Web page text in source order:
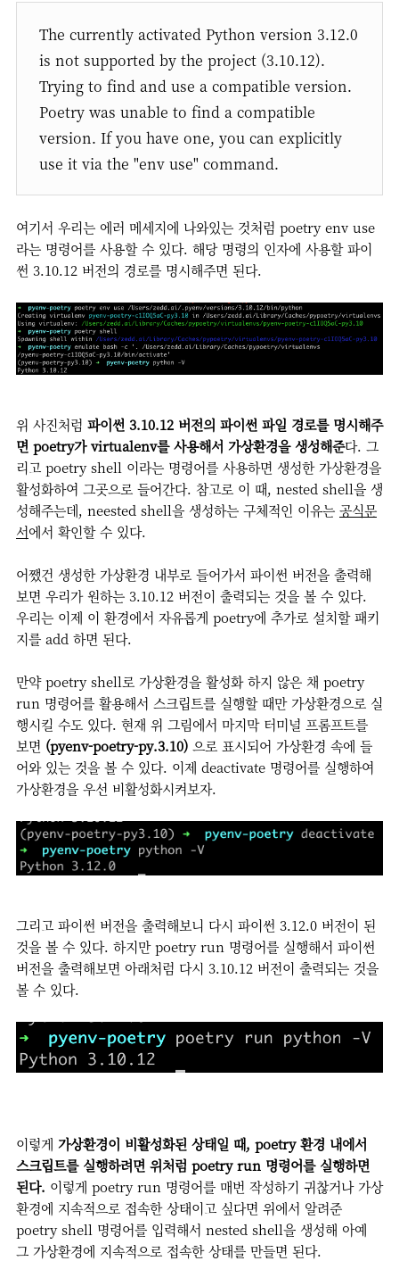
The currently activated Python version 3.12.0
is not supported by the project (3.10.12).
Trying to find and use a compatible version.
Poetry was unable to find a compatible
version. If you have one, you can explicitly
use it via the "env use" command.
여기서 우리는 에러 메세지에 나와있는 것처럼 poetry env use
라는 명령어를 사용할 수 있다. 해당 명령의 인자에 사용할 파이
썬 3.10.12 버전의 경로를 명시해주면 된다.
위 사진처럼 파이썬 3.10.12 버전의 파이썬 파일 경로를 명시해주
면 poetry가 virtualenv를 사용해서 가상환경을 생성해준다. 그
리고 poetry shell 이라는 명령어를 사용하면 생성한 가상환경을
활성화하여 그곳으로 들어간다. 참고로 이 때, nested shell을 생
성해주는데, neested shell을 생성하는 구체적인 이유는 공식문
서에서 확인할 수 있다.
어쨌건 생성한 가상환경 내부로 들어가서 파이썬 버전을 출력해
보면 우리가 원하는 3.10.12 버전이 출력되는 것을 볼 수 있다.
우리는 이제 이 환경에서 자유롭게 poetry에 추가로 설치할 패키
지를 add 하면 된다.
만약 poetry shell로 가상환경을 활성화 하지 않은 채 poetry
run 명령어를 활용해서 스크립트를 실행할 때만 가상환경으로 실
행시킬 수도 있다. 현재 위 그림에서 마지막 터미널 프롬프트를
보면 (pyenv-poetry-py.3.10) 으로 표시되어 가상환경 속에 들
어와 있는 것을 볼 수 있다. 이제 deactivate 명령어를 실행하여
가상환경을 우선 비활성화시켜보자.
그리고 파이썬 버전을 출력해보니 다시 파이썬 3.12.0 버전이 된
것을 볼 수 있다. 하지만 poetry run 명령어를 실행해서 파이썬
버전을 출력해보면 아래처럼 다시 3.10.12 버전이 출력되는 것을
볼 수 있다.
이렇게 가상환경이 비활성화된 상태일 때, poetry 환경 내에서
스크립트를 실행하려면 위처럼 poetry run 명령어를 실행하면
된다. 이렇게 poetry run 명령어를 매번 작성하기 귀찮거나 가상
환경에 지속적으로 접속한 상태이고 싶다면 위에서 알려준
poetry shell 명령어를 입력해서 nested shell을 생성해 아예
그 가상환경에 지속적으로 접속한 상태를 만들면 된다.